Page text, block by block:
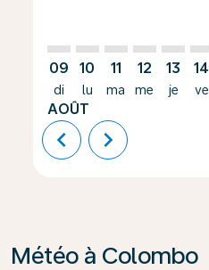
09
di
AOÛT
10
lu
11
ma
12
me
13
je
14
ve
chevron_left chevron_right
Météo à Colombo